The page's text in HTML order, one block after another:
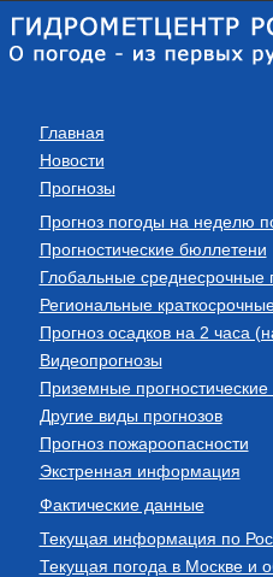
Главная
Новости
Прогнозы
Прогноз погоды на неделю
Прогностические бюллетени
Глобальные среднесрочные
Региональные
Прогноз осадков на 2 часа
Видеопрогнозы
Приземные прогностические
Другие виды прогнозов
Прогноз пожароопасности
Экстренная информация
Фактические данные
Текущая информация по
Текущая погода в Москве и